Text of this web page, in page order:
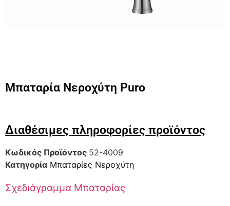
Μπαταρία Νεροχύτη Puro
Διαθέσιμες πληροφορίες προϊόντος
Κωδικός Προϊόντος 52-4009
Κατηγορία Μπαταρίες Νεροχύτη
Σχεδιάγραμμα Μπαταρίας